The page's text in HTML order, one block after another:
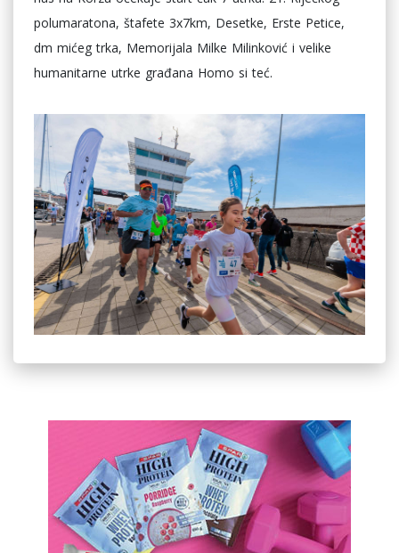
polumaratona, štafete 3x7km, Desetke, Erste Petice,
dm mićeg trka, Memorijala Milke Milinković i velike
humanitarne utrke građana Homo si teć.